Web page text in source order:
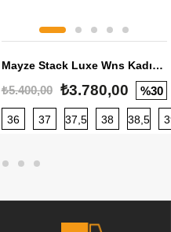
40 40,5 41 42 42,5
Mayze Stack Luxe Wns Kadın Sneaker
₺5.400,00 ₺3.780,00 %30
36 37 37,5 38 38,5